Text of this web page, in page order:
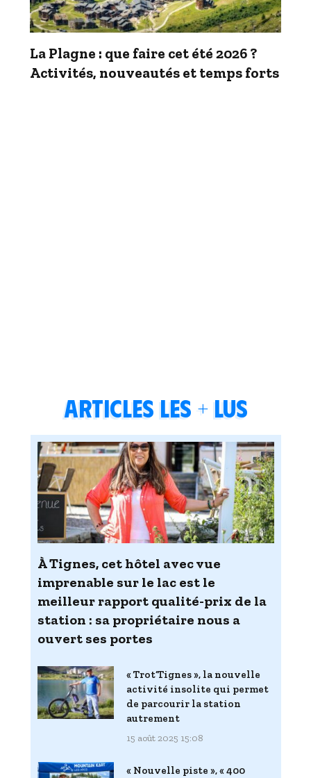
La Plagne : que faire cet été 2026 ?
Activités, nouveautés et temps forts
Articles les + lus
À Tignes, cet hôtel avec vue
imprenable sur le lac est le
meilleur rapport qualité-prix de la
station : sa propriétaire nous a
ouvert ses portes
« Trot’Tignes », la nouvelle
activité insolite qui permet
de parcourir la station
autrement
15 août 2025 15:08
« Nouvelle piste », « 400